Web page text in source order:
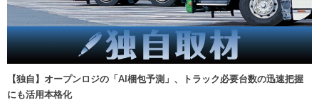
【独自】オープンロジの「AI梱包予測」、トラック必要台数の迅速把握
にも活用本格化